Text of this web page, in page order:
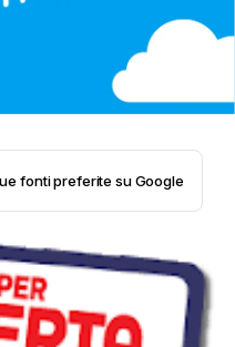
fonti preferite su Google